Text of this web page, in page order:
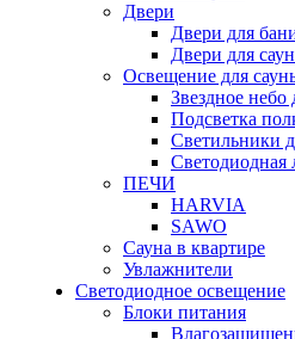
Двери
Двери для
Двери для
Освещение для
Звездное небо
Подсветка
Светильники
Светодиодная
ПЕЧИ
HARVIA
SAWO
Сауна в квартире
Увлажнители
Светодиодное освещение
Блоки питания